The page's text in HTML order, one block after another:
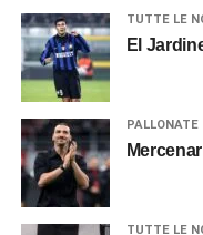
TUTTE LE
El
PALLONATE
TUTTE LE